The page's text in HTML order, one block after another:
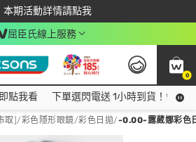
本期活動詳情請點我
下載app最高回饋$350
屈臣氏線上服務
0
看
點我看 下單選閃電送 1小時到貨！領神
取]/彩色隱形眼鏡/彩色日拋/-0.00-露葳娜彩色